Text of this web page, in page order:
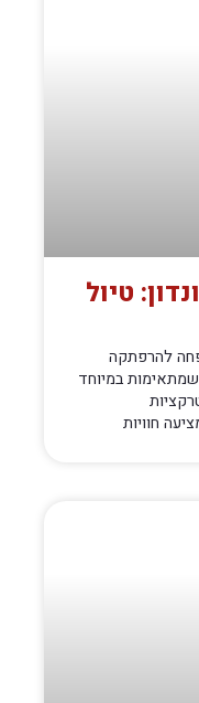
טיול
להרפתקה
במיוחד
חוויות